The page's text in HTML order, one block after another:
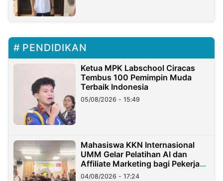
PENDIDIKAN
Ketua MPK Labschool Ciracas
Tembus 100 Pemimpin Muda
Terbaik Indonesia
05/08/2026 - 15:49
Mahasiswa KKN Internasional
UMM Gelar Pelatihan AI dan
Affiliate Marketing bagi Pekerja
Migran Indonesia di Taiwan
04/08/2026 - 17:24